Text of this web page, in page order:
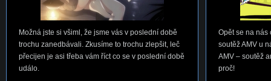
Možná jste si všiml, že jsme vás v poslední době
trochu zanedbávali. Zkusíme to trochu zlepšit, leč
přecijen je asi třeba vám říct co se v poslední době
událo.
Opět se na nás
soutěž AMV u
AMV – soutěž
proč!